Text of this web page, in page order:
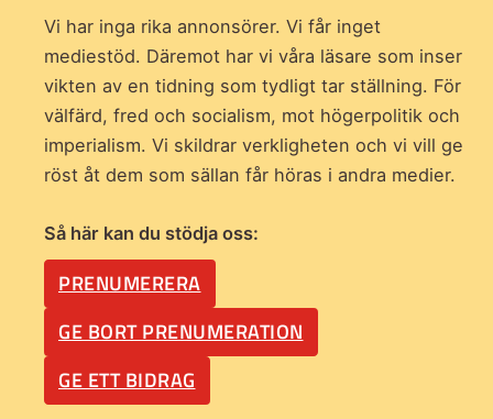
Vi har inga rika annonsörer. Vi får inget
mediestöd. Däremot har vi våra läsare som inser
vikten av en tidning som tydligt tar ställning. För
välfärd, fred och socialism, mot högerpolitik och
imperialism. Vi skildrar verkligheten och vi vill ge
röst åt dem som sällan får höras i andra medier.
Så här kan du stödja oss:
PRENUMERERA
GE BORT PRENUMERATION
GE ETT BIDRAG